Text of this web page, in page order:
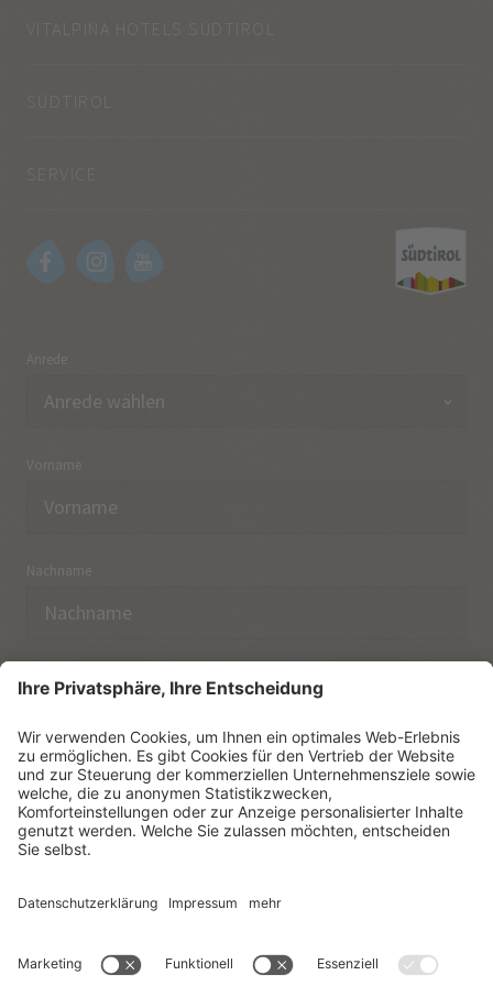
VITALPINA HOTELS SÜDTIROL
SÜDTIROL
Anrede
Vorname
Nachname
Ich habe dieDatenschutzerklärungzur Kenntnis
genommen.
NEWSLETTER ABONNIEREN